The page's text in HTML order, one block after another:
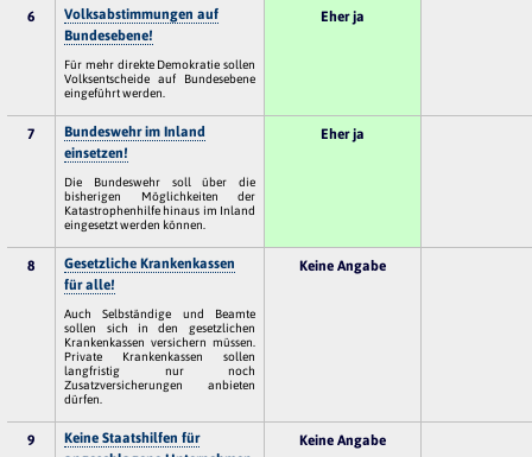
6
Volksabstimmungen auf
Bundesebene!
Für mehr direkte Demokratie sollen
Volksentscheide auf Bundesebene
eingeführt werden.
Eher ja
7
Bundeswehr im Inland
einsetzen!
Die Bundeswehr soll über die
bisherigen Möglichkeiten der
Katastrophenhilfe hinaus im Inland
eingesetzt werden können.
Eher ja
8
Gesetzliche Krankenkassen
für alle!
Auch Selbständige und Beamte
sollen sich in den gesetzlichen
Krankenkassen versichern müssen.
Private Krankenkassen sollen
langfristig nur noch
Zusatzversicherungen anbieten
dürfen.
Keine Angabe
9
Keine Staatshilfen für
Keine Angabe